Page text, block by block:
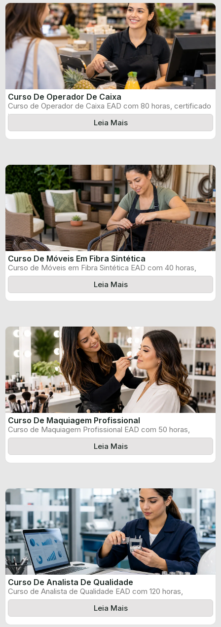
Curso De Operador De Caixa
Curso de Operador de Caixa EAD com 80 horas, certificado
informado pelo produtor ...
Leia Mais
Curso De Móveis Em Fibra Sintética
Curso de Móveis em Fibra Sintética EAD com 40 horas,
certificado informado pelo ...
Leia Mais
Curso De Maquiagem Profissional
Curso de Maquiagem Profissional EAD com 50 horas,
certificado informado pelo produtor e ...
Leia Mais
Curso De Analista De Qualidade
Curso de Analista de Qualidade EAD com 120 horas,
certificado informado pelo produtor ...
Leia Mais